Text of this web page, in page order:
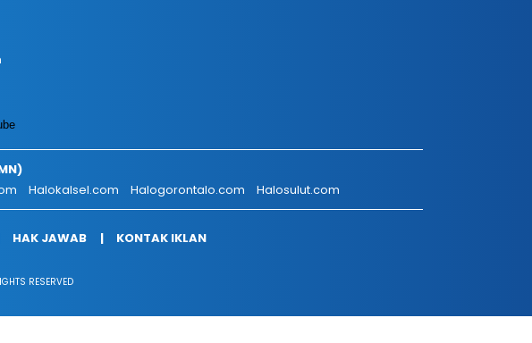
Halokalsel.com Halogorontalo.com Halosulut.com
HAK JAWAB KONTAK IKLAN
RESERVED